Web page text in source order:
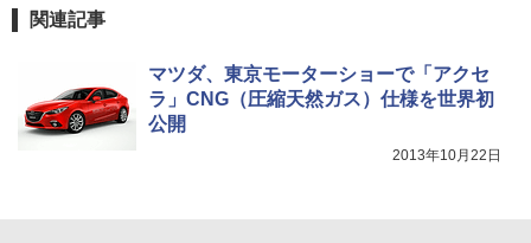
関連記事
マツダ、東京モーターショーで「アクセ
ラ」CNG（圧縮天然ガス）仕様を世界初
公開
2013年10月22日